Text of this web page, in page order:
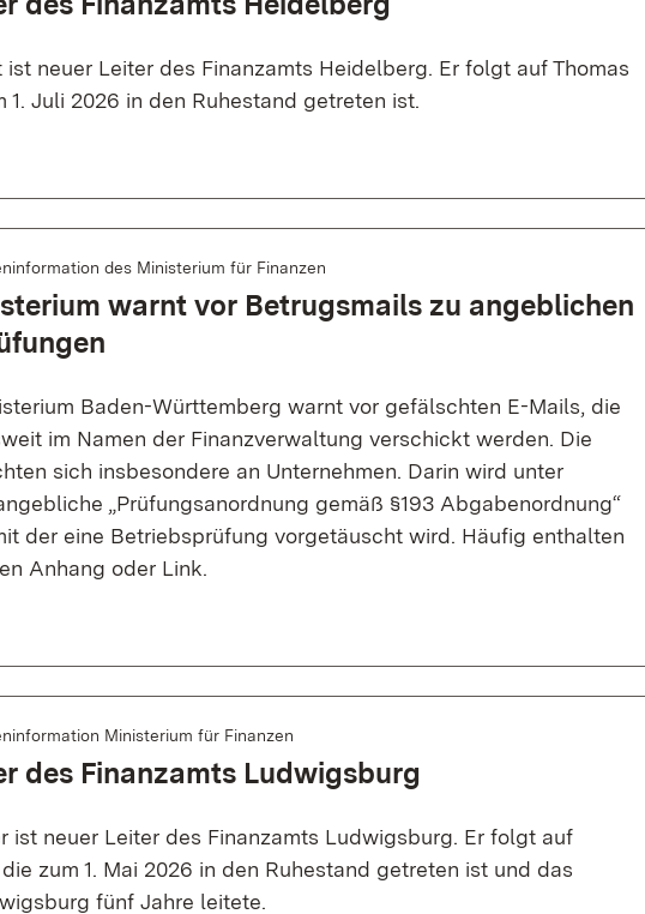
ist neuer Leiter des Finanzamts Heidelberg. Er folgt auf Thomas
1. Juli 2026 in den Ruhestand getreten ist.
des Ministerium für Finanzen
warnt vor Betrugsmails zu angeblichen
Baden-Württemberg warnt vor gefälschten E-Mails, die
im Namen der Finanzverwaltung verschickt werden. Die
sich insbesondere an Unternehmen. Darin wird unter
„Prüfungsanordnung gemäß §193 Abgabenordnung“
der eine Betriebsprüfung vorgetäuscht wird. Häufig enthalten
Anhang oder Link.
Ministerium für Finanzen
des Finanzamts Ludwigsburg
ist neuer Leiter des Finanzamts Ludwigsburg. Er folgt auf
zum 1. Mai 2026 in den Ruhestand getreten ist und das
fünf Jahre leitete.